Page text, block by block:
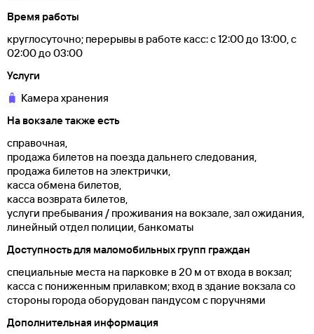
Время работы
круглосуточно; перерывы в работе касс: с 12:00 до 13:00, с
02:00 до 03:00
Услуги
Камера хранения
На вокзале также есть
справочная,
продажа билетов на поезда дальнего следования,
продажа билетов на электрички,
касса обмена билетов,
касса возврата билетов,
услуги пребывания / проживания на вокзале, зал ожидания,
линейный отдел полиции, банкоматы
Доступность для маломобильных групп граждан
специальные места на парковке в 20 м от входа в вокзал;
касса с пониженным прилавком; вход в здание вокзала со
стороны города оборудован пандусом с поручнями
Дополнительная информация